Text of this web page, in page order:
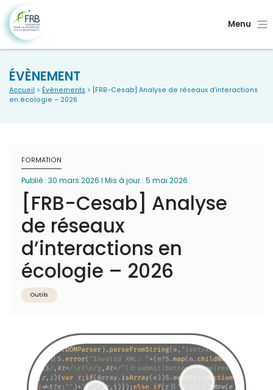
Menu
ÉVÈNEMENT
Accueil > Évènements > [FRB-Cesab] Analyse de réseaux d’interactions
en écologie – 2026
FORMATION
Publié : 30 mars 2026 I Mis à jour : 5 mai 2026
[FRB-Cesab] Analyse
de réseaux
d’interactions en
écologie – 2026
Outils